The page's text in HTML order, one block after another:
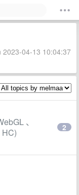
2023-04-13 10:04:37
、
2